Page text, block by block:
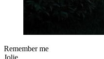
Remember me
Jolie